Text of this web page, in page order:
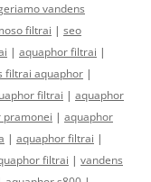
vandens
filtrai | seo
| aquaphor filtrai |
filtrai aquaphor |
filtrai | aquaphor
pramonei | aquaphor
| aquaphor filtrai |
filtrai | vandens